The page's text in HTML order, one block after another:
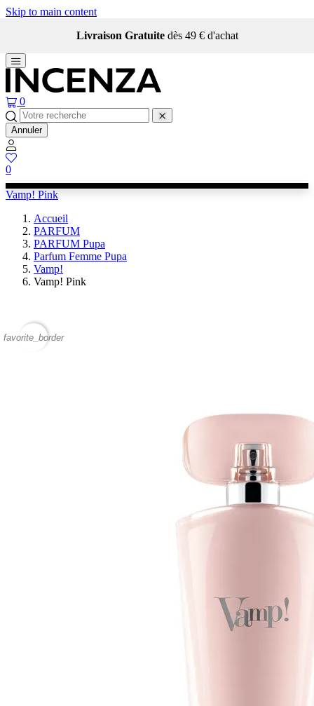
Skip to main content
Livraison Gratuite dès 49 € d'achat
0
Annuler
0
Vamp! Pink
Accueil
PARFUM
PARFUM Pupa
Parfum Femme Pupa
Vamp!
Vamp! Pink
favorite_border